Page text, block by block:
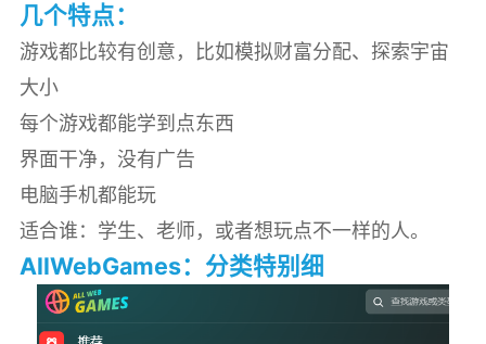
几个特点：
游戏都比较有创意，比如模拟财富分配、探索宇宙
大小
每个游戏都能学到点东西
界面干净，没有广告
电脑手机都能玩
适合谁：学生、老师，或者想玩点不一样的人。
AllWebGames：分类特别细